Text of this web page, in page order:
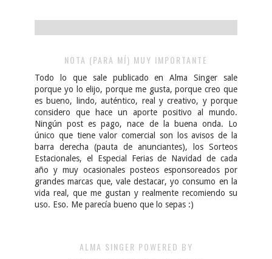
NOTA (PARA MÍ) MUY IMPORTANTE
Todo lo que sale publicado en Alma Singer sale
porque yo lo elijo, porque me gusta, porque creo que
es bueno, lindo, auténtico, real y creativo, y porque
considero que hace un aporte positivo al mundo.
Ningún post es pago, nace de la buena onda. Lo
único que tiene valor comercial son los avisos de la
barra derecha (pauta de anunciantes), los Sorteos
Estacionales, el Especial Ferias de Navidad de cada
año y muy ocasionales posteos esponsoreados por
grandes marcas que, vale destacar, yo consumo en la
vida real, que me gustan y realmente recomiendo su
uso. Eso. Me parecía bueno que lo sepas :)
ALMA SINGER POWERED BY